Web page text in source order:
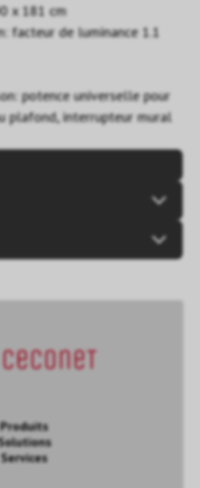
x 181 cm
facteur de luminance 1.1
potence universelle pour
plafond, interrupteur mural
Produits
Services